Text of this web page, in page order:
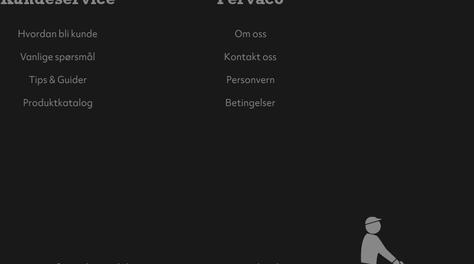
Hvordan bli kunde
Vanlige spørsmål
Tips & Guider
Produktkatalog
Om oss
Kontakt oss
Personvern
Betingelser